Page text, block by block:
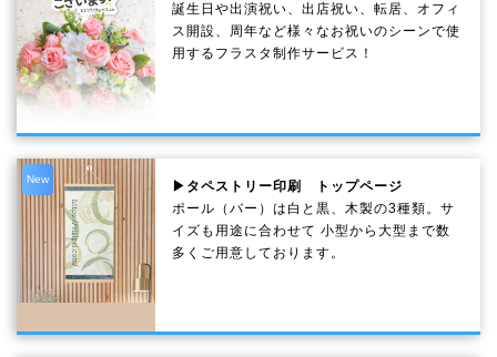
誕生日や出演祝い、出店祝い、転居、オフィ
ス開設、周年など様々なお祝いのシーンで使
用するフラスタ制作サービス！
New
▶タペストリー印刷 トップページ
ポール（バー）は白と黒、木製の3種類。サ
イズも用途に合わせて 小型から大型まで数
多くご用意しております。